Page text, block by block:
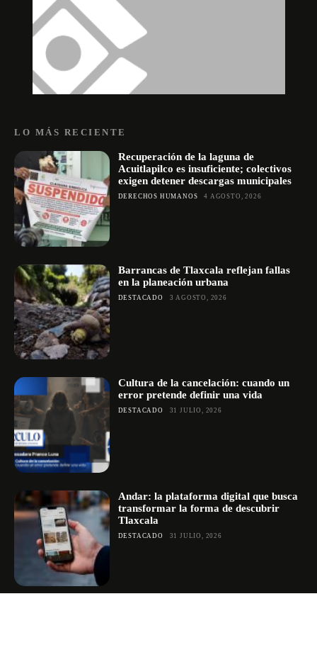
LO MÁS RECIENTE
Recuperación de la laguna de
Acuitlapilco es insuficiente; colectivos
exigen detener descargas municipales
DERECHOS HUMANOS 4 AGOSTO, 2026
Barrancas de Tlaxcala reflejan fallas
en la planeación urbana
DESTACADO 3 AGOSTO, 2026
Cultura de la cancelación: cuando un
error pretende definir una vida
DESTACADO 31 JULIO, 2026
Andar: la plataforma digital que busca
transformar la forma de descubrir
Tlaxcala
DESTACADO 31 JULIO, 2026